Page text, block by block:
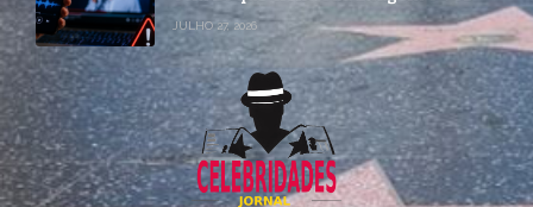
JULHO 27, 2026